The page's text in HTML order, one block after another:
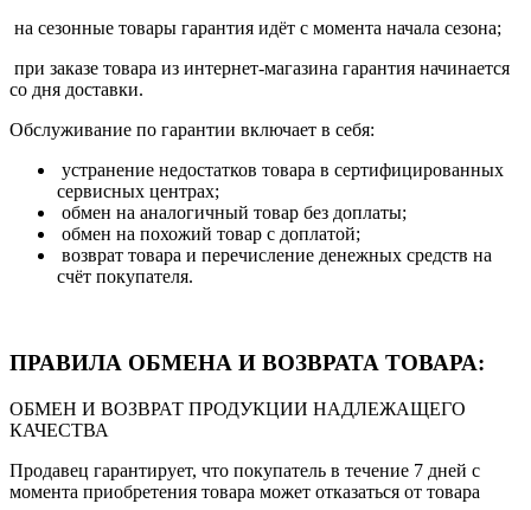
на сезонные товары гарантия идёт с момента начала сезона;
при заказе товара из интернет-магазина гарантия начинается
со дня доставки.
Обслуживание по гарантии включает в себя:
устранение недостатков товара в сертифицированных
сервисных центрах;
обмен на аналогичный товар без доплаты;
обмен на похожий товар с доплатой;
возврат товара и перечисление денежных средств на
счёт покупателя.
ПРАВИЛА ОБМЕНА И ВОЗВРАТА ТОВАРА:
ОБМЕН И ВОЗВРАТ ПРОДУКЦИИ НАДЛЕЖАЩЕГО
КАЧЕСТВА
Продавец гарантирует, что покупатель в течение 7 дней с
момента приобретения товара может отказаться от товара